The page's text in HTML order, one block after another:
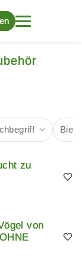
zu
von